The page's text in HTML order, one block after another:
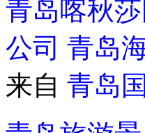
青岛喀秋
公司 青岛
来自 青岛